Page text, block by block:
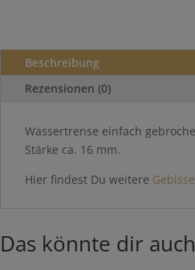
Beschreibung
Rezensionen (0)
Wassertrense einfach
Stärke ca. 16 mm.
Hier findest Du weitere Gebisse
Das könnte dir